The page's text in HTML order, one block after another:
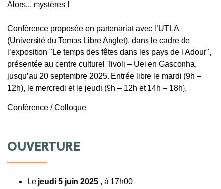
Alors... mystères !
Conférence proposée en partenariat avec l’UTLA
(Université du Temps Libre Anglet), dans le cadre de
l’exposition "Le temps des fêtes dans les pays de l’Adour",
présentée au centre culturel Tivoli – Uei en Gasconha,
jusqu’au 20 septembre 2025. Entrée libre le mardi (9h –
12h), le mercredi et le jeudi (9h – 12h et 14h – 18h).
Conférence / Colloque
OUVERTURE
Le jeudi 5 juin 2025 , à 17h00